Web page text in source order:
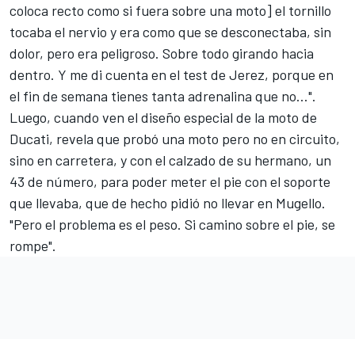
coloca recto como si fuera sobre una moto] el tornillo
tocaba el nervio y era como que se desconectaba, sin
dolor, pero era peligroso. Sobre todo girando hacia
dentro. Y me di cuenta en el test de Jerez, porque en
el fin de semana tienes tanta adrenalina que no...".
Luego, cuando ven el diseño especial de la moto de
Ducati, revela que probó una moto pero no en circuito,
sino en carretera, y con el calzado de su hermano, un
43 de número, para poder meter el pie con el soporte
que llevaba, que de hecho pidió no llevar en Mugello.
"Pero el problema es el peso. Si camino sobre el pie, se
rompe".